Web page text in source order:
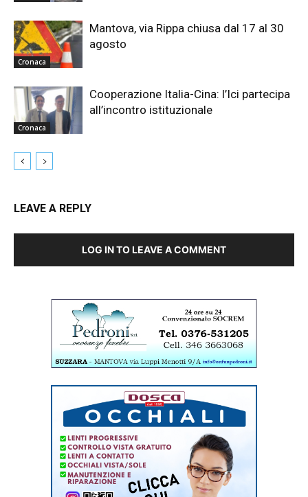
Cronaca
Mantova, via Rippa chiusa dal 17 al 30
agosto
Cronaca
Cooperazione Italia-Cina: l’Ici partecipa
all’incontro istituzionale
LEAVE A REPLY
LOG IN TO LEAVE A COMMENT